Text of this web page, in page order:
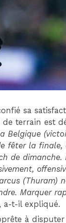
sa
terrain est
Belgique
fêter la finale,
de dimanche.
(Thuram)
Marquer
, a-t-il expliqué.
à